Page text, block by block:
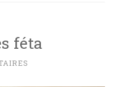
féta